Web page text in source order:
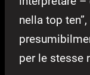
nella top
per le stesse